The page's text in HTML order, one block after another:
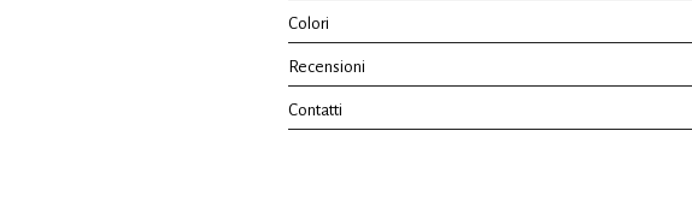
Colori
Recensioni
Contatti